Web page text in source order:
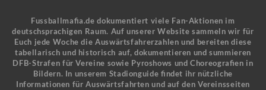
Fussballmafia.de dokumentiert viele Fan-Aktionen im
deutschsprachigen Raum. Auf unserer Website sammeln wir für
Euch jede Woche die Auswärtsfahrerzahlen und bereiten diese
tabellarisch und historisch auf, dokumentieren und summieren
DFB-Strafen für Vereine sowie Pyroshows und Choreografien in
Bildern. In unserem Stadionguide findet ihr nützliche
Informationen für Auswärtsfahrten und auf den Vereinsseiten